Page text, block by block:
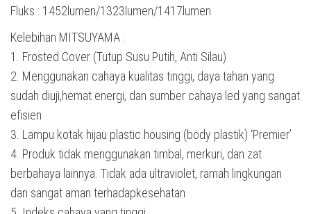
Fluks : 1452lumen/1323lumen/1417lumen
Kelebihan MITSUYAMA :
1. Frosted Cover (Tutup Susu Putih, Anti Silau)
2. Menggunakan cahaya kualitas tinggi, daya tahan yang
sudah diuji,hemat energi, dan sumber cahaya led yang sangat
efisien
3. Lampu kotak hijau plastic housing (body plastik) ‘Premier’
4. Produk tidak menggunakan timbal, merkuri, dan zat
berbahaya lainnya. Tidak ada ultraviolet, ramah lingkungan
dan sangat aman terhadapkesehatan